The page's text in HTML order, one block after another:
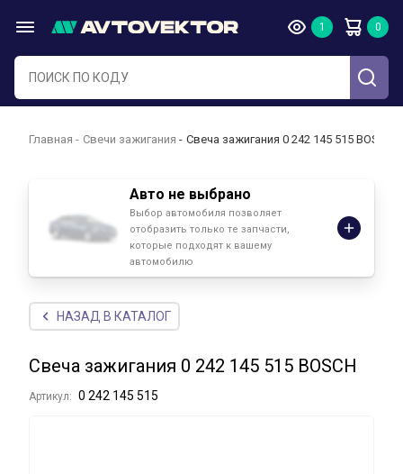
Главная Свечи зажигания Свеча зажигания 0 242 145 515 BOSCH
Авто не выбрано
Выбор автомобиля позволяет
отобразить только те запчасти,
которые подходят к вашему
автомобилю
НАЗАД В КАТАЛОГ
Свеча зажигания 0 242 145 515 BOSCH
Артикул: 0 242 145 515